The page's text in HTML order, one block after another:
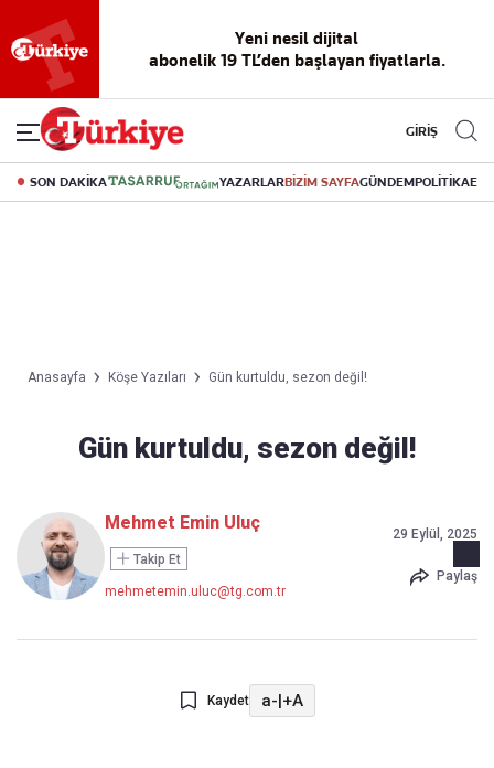
Yeni nesil dijital
abonelik 19 TL’den başlayan fiyatlarla.
GİRİŞ
SON DAKİKA YAZARLARBİZİM SAYFAGÜNDEMPOLİTİKA
Anasayfa Köşe Yazıları Gün kurtuldu, sezon değil!
Gün kurtuldu, sezon değil!
Mehmet Emin Uluç
Takip Et
mehmetemin.uluc@tg.com.tr
29 Eylül, 2025
Paylaş
Kaydet a-|+A